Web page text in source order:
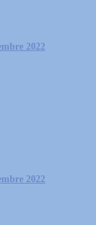
2022
2022